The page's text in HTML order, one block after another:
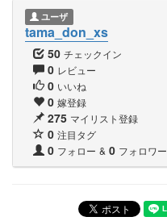
ユーザ
tama_don_xs
50 チェックイン
0 レビュー
0 いいね
0 嫁登録
275 マイリスト登録
0 注目タグ
0 フォロー & 0 フォロワー